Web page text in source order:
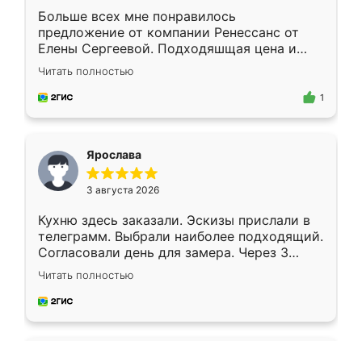
Больше всех мне понравилось
предложение от компании Ренессанс от
Елены Сергеевой. Подходяшщая цена и
короткие сроки изготовления. Приехавший
для замера сотрудник Владислав
предложил по моему эскизу самый
Читать полностью
1
Ярослава
3 августа 2026
Кухню здесь заказали. Эскизы прислали в
телеграмм. Выбрали наиболее подходящий.
Согласовали день для замера. Через 3
недели кухня была уже готова. Остались
довольны работой. Спасибо Ренессанс
мебель за качественную работу!
Читать полностью